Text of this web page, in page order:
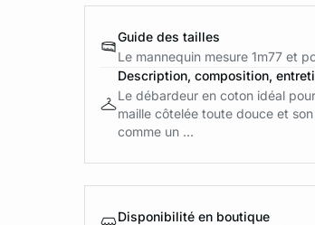
Guide des tailles
Le mannequin mesure 1m77 et
Description, composition,
Le débardeur en coton idéal
maille côtelée toute douce et
comme un ...
Disponibilité en boutique